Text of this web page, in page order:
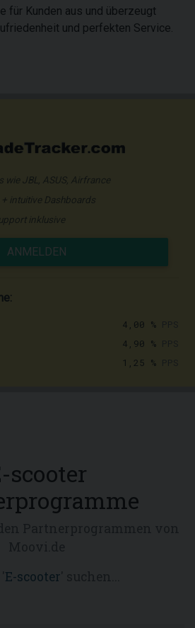
für Kunden aus und überzeugt
und perfekten Service.
wie JBL, ASUS, Airfrance
intuitive Dashboards
inklusive
ANMELDEN
4,00 %
4,90 %
1,25 %
scooter
E-scooter